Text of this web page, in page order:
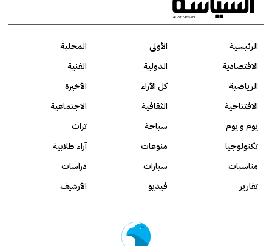
الرئيسية الأولى
المحلية
الاقتصادية
الدولية
الفنية
الرياضية
كل الآراء
الأخيرة
الافتتاحية
الثقافية
الاجتماعية
يوم و يوم
سياحة
تراث
تكنولوجيا
منوعات
آراء طلابية
مناسبات
سيارات
دراسات
تقارير
فيديو الأرشيف